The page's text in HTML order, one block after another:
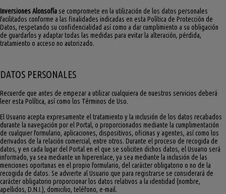
Inversiones Alonsofía se compromete en la utilización de los datos personales
facilitados conforme a las finalidades indicadas en esta Política de Protección de
Datos, respetando su confidencialidad así como a dar cumplimiento a su obligación
de guardarlos y adaptar todas las medidas para evitar la alteración, pérdida,
tratamiento o acceso no autorizado.
DATOS PERSONALES
Recuerde que antes de empezar a utilizar cualquiera de nuestros servicios deberá
leer esta Política, así como los Términos de Uso.
El Usuario acepta expresamente el tratamiento y la inclusión de los datos recabados
durante la navegación por el Portal, o proporcionados mediante la cumplimentación
de cualquier formulario, aplicaciones, dispositivos, oficinas y agentes, así como los
derivados de la relación comercial, entre otros. Durante el proceso de recogida de
datos, y en cada lugar del Portal en el que se soliciten dichos datos, el Usuario será
informado, ya sea mediante un hiperenlace, ya sea mediante la inclusión de las
menciones oportunas en el propio formulario, del carácter obligatorio o no de la
recogida de datos. Se advierte al Usuario que para registrarse se considerará de
carácter obligatorio proporcionar los datos relativos a la identidad (nombre,
apellidos, D.N.I.), domicilio, teléfono, e-mail.